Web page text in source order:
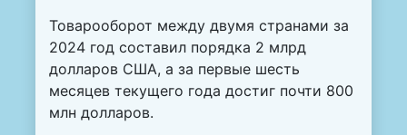
Товарооборот между двумя странами за
2024 год составил порядка 2 млрд
долларов США, а за первые шесть
месяцев текущего года достиг почти 800
млн долларов.